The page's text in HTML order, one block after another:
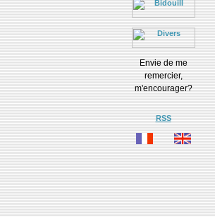
Envie de me
remercier,
m'encourager?
RSS